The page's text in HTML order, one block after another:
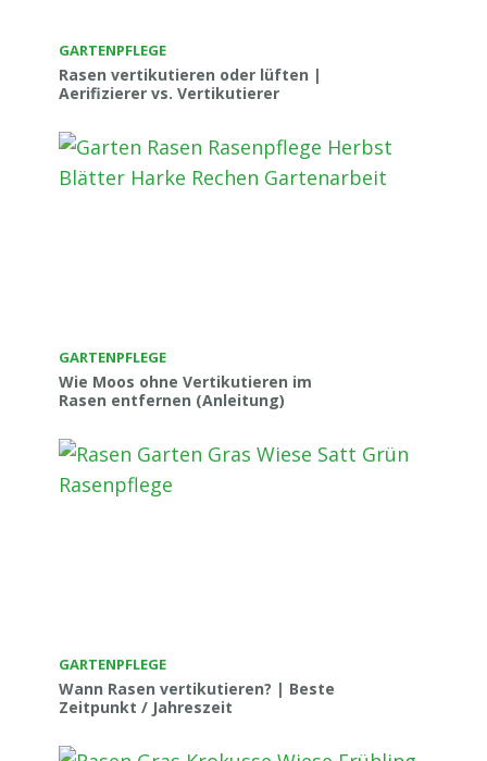
GARTENPFLEGE
Rasen vertikutieren oder lüften |
Aerifizierer vs. Vertikutierer
GARTENPFLEGE
Wie Moos ohne Vertikutieren im
Rasen entfernen (Anleitung)
GARTENPFLEGE
Wann Rasen vertikutieren? | Beste
Zeitpunkt / Jahreszeit